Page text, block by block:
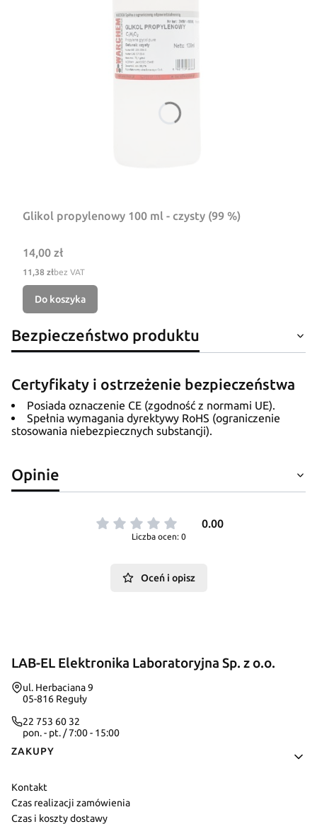
Glikol propylenowy 100 ml - czysty (99 %)
Cena
14,00 zł
Cena
11,38 złbez VAT
Do koszyka
Bezpieczeństwo produktu
Certyfikaty i ostrzeżenie bezpieczeństwa
Posiada oznaczenie CE (zgodność z normami UE).
Spełnia wymagania dyrektywy RoHS (ograniczenie
stosowania niebezpiecznych substancji).
Opinie
0.00
Liczba ocen: 0
Oceń i opisz
LAB-EL Elektronika Laboratoryjna Sp. z o.o.
Adres:
ul. Herbaciana 9
05-816 Reguły
22 753 60 32
pon. - pt. / 7:00 - 15:00
Linki w stopce
ZAKUPY
Kontakt
Czas realizacji zamówienia
Czas i koszty dostawy